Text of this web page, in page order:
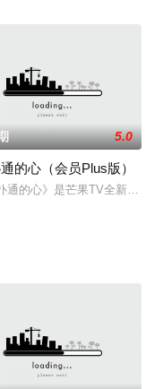
将生活中的压力和烦心事在
知道的我》第四季诚意
然、王俊凯担任常驻嘉
5.0
的心（会员Plus版）
通的心》是芒果TV全新